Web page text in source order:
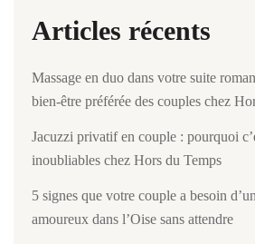
Articles récents
Massage en duo dans votre suite
bien-être préférée des couples chez
Jacuzzi privatif en couple : pourquoi
inoubliables chez Hors du Temps
5 signes que votre couple a besoin
amoureux dans l’Oise sans attendre